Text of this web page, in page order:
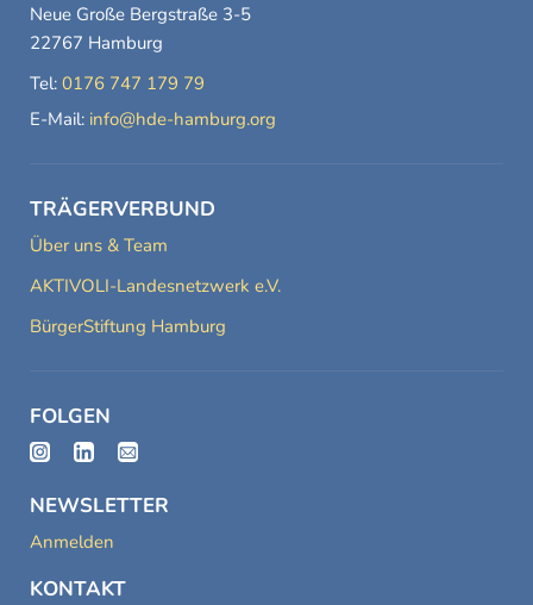
Neue Große Bergstraße 3-5
22767 Hamburg
Tel: 0176 747 179 79
E-Mail: info@hde-hamburg.org
TRÄGERVERBUND
Über uns & Team
AKTIVOLI-Landesnetzwerk e.V.
BürgerStiftung Hamburg
FOLGEN
NEWSLETTER
Anmelden
KONTAKT